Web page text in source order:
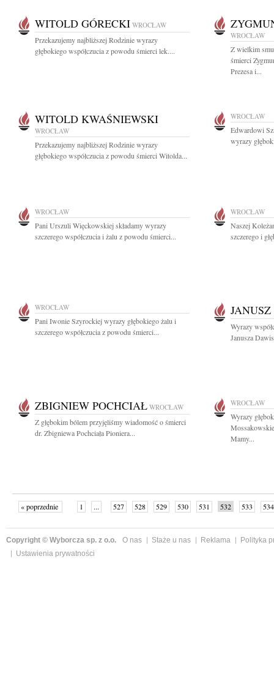
WITOLD GÓRECKI WROCŁAW
Przekazujemy najbliższej Rodzinie wyrazy
głębokiego współczucia z powodu śmierci lek....
WROCŁAW
Z wielkim
śmierci
Prezesa i...
WITOLD KWAŚNIEWSKI
WROCŁAW
Przekazujemy najbliższej Rodzinie wyrazy
głębokiego współczucia z powodu śmierci Witolda...
WROCŁAW
Edwardowi
wyrazy
WROCŁAW
Pani Urszuli Więckowskiej składamy wyrazy
szczerego współczucia i żalu z powodu śmierci...
WROCŁAW
Naszej
szczerego i
WROCŁAW
Pani Iwonie Szyrockiej wyrazy głębokiego żalu i
szczerego współczucia z powodu śmierci...
Wyrazy
Janusza
ZBIGNIEW POCHCIAŁ WROCŁAW
Z głębokim bólem przyjęliśmy wiadomość o śmierci
dr. Zbigniewa Pochciała Pioniera...
WROCŁAW
Wyrazy
Mamy...
« poprzednie 1 ... 527 528 529 530 531 532 533
534
Copyright © Wyborcza sp. z o.o. O nas Staże u nas Reklama
Polityka
Ustawienia prywatności